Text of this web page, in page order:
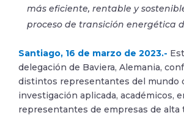
más eficiente, rentable y
proceso de transición energética
Santiago, 16 de marzo de 2023.-
delegación de Baviera, Alemania,
distintos representantes del mundo
investigación aplicada, académicos,
representantes de empresas de alta